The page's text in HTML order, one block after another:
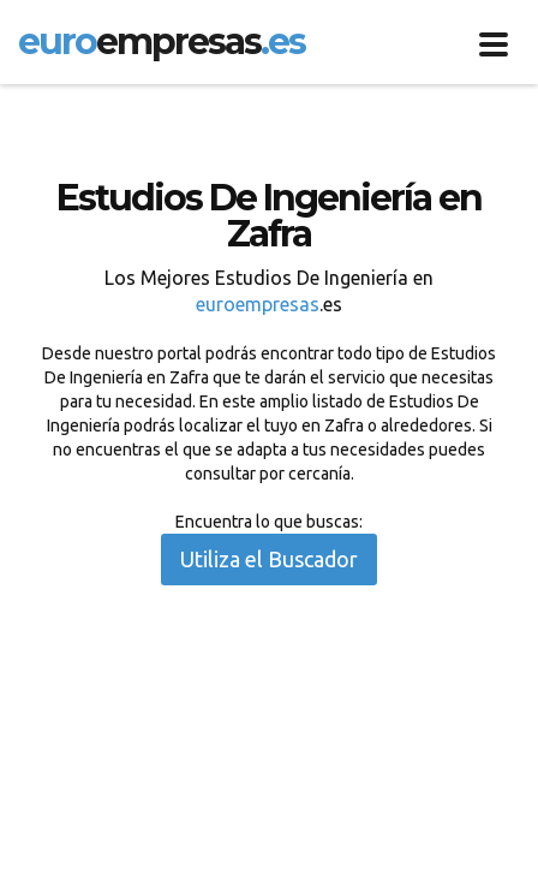
euroempresas.es
Estudios De Ingeniería en
Zafra
Los Mejores Estudios De Ingeniería en
euroempresas.es
Desde nuestro portal podrás encontrar todo tipo de Estudios
De Ingeniería en Zafra que te darán el servicio que necesitas
para tu necesidad. En este amplio listado de Estudios De
Ingeniería podrás localizar el tuyo en Zafra o alrededores. Si
no encuentras el que se adapta a tus necesidades puedes
consultar por cercanía.
Encuentra lo que buscas:
Utiliza el Buscador